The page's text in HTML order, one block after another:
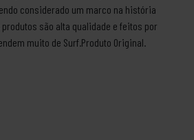
considerado um marco na história
são alta qualidade e feitos por
muito de Surf.Produto Original.